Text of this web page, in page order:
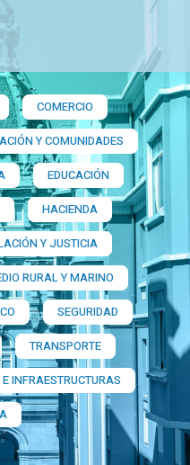
COMERCIO
Y COMUNIDADES
EDUCACIÓN
HACIENDA
Y JUSTICIA
RURAL Y MARINO
SEGURIDAD
TRANSPORTE
INFRAESTRUCTURAS